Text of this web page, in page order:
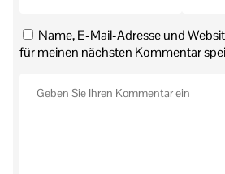
Name, E-Mail-Adresse und
für meinen nächsten Kommentar